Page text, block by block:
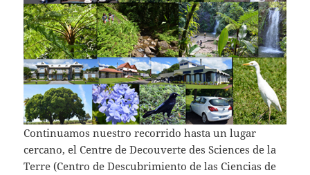
Continuamos nuestro recorrido hasta un lugar
cercano, el Centre de Decouverte des Sciences de la
Terre (Centro de Descubrimiento de las Ciencias de